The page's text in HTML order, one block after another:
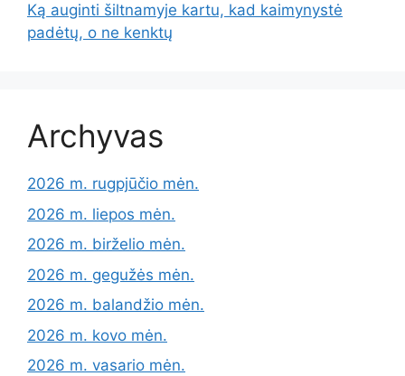
Ką auginti šiltnamyje kartu, kad kaimynystė
padėtų, o ne kenktų
Archyvas
2026 m. rugpjūčio mėn.
2026 m. liepos mėn.
2026 m. birželio mėn.
2026 m. gegužės mėn.
2026 m. balandžio mėn.
2026 m. kovo mėn.
2026 m. vasario mėn.